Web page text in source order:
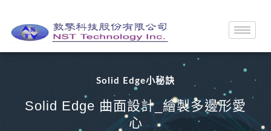
Solid Edge小秘訣
Solid Edge 曲面設計_繪製多邊形愛
心